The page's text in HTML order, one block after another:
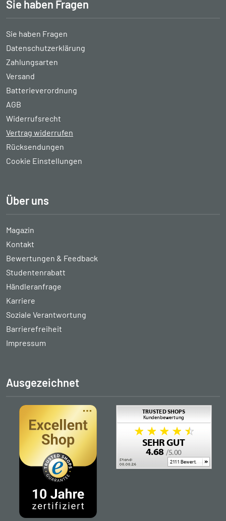
Sie haben Fragen
Sie haben Fragen
Datenschutzerklärung
Zahlungsarten
Versand
Batterieverordnung
AGB
Widerrufsrecht
Vertrag widerrufen
Rücksendungen
Cookie Einstellungen
Über uns
Magazin
Kontakt
Bewertungen & Feedback
Studentenrabatt
Händleranfrage
Karriere
Soziale Verantwortung
Barrierefreiheit
Impressum
Ausgezeichnet